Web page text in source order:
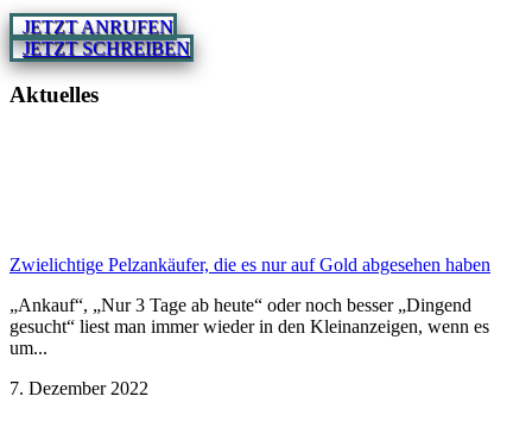
JETZT ANRUFEN
JETZT SCHREIBEN
Aktuelles
Zwielichtige Pelzankäufer, die es nur auf Gold abgesehen haben
„Ankauf“, „Nur 3 Tage ab heute“ oder noch besser „Dingend
gesucht“ liest man immer wieder in den Kleinanzeigen, wenn es
um...
7. Dezember 2022